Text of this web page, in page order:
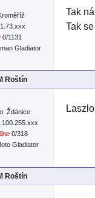
0/1131
Gladiator
Tak
Tak
Roštín
Ždánice
0/318
Gladiator
Roštín